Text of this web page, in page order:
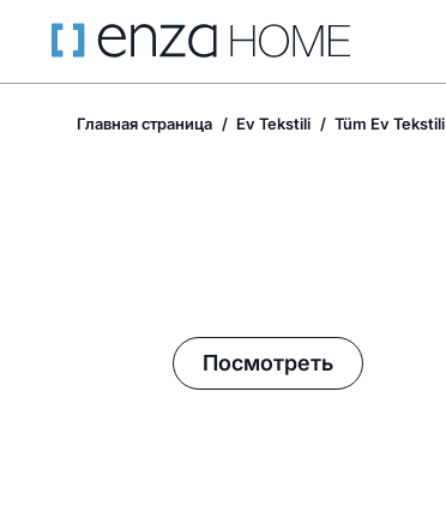
Главная страница Ev Tekstili Tüm Ev Tekstili
Посмотреть